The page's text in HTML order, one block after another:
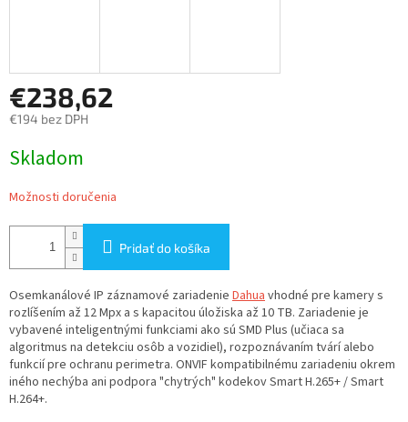
€238,62
€194 bez DPH
cena:
Skladom
Možnosti doručenia
Pridať do košíka
Osemkanálové IP záznamové zariadenie Dahuavhodné pre kamery s
rozlíšením až 12 Mpx a s kapacitou úložiska až 10 TB. Zariadenie je
vybavené inteligentnými funkciami ako sú SMD Plus (učiaca sa
algoritmus na detekciu osôb a vozidiel), rozpoznávaním tvárí alebo
funkcií pre ochranu perimetra. ONVIF kompatibilnému zariadeniu okrem
iného nechýba ani podpora "chytrých" kodekov Smart H.265+ / Smart
H.264+.